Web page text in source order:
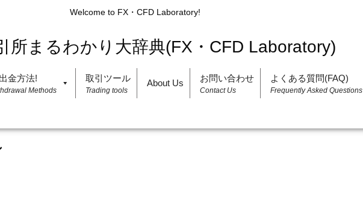
Welcome to FX・CFD Laboratory!
金方法!
Methods
取引ツール
Trading tools
About Us お問い合わせ
Contact Us
よくある質問(FAQ)
Frequently Asked Questions